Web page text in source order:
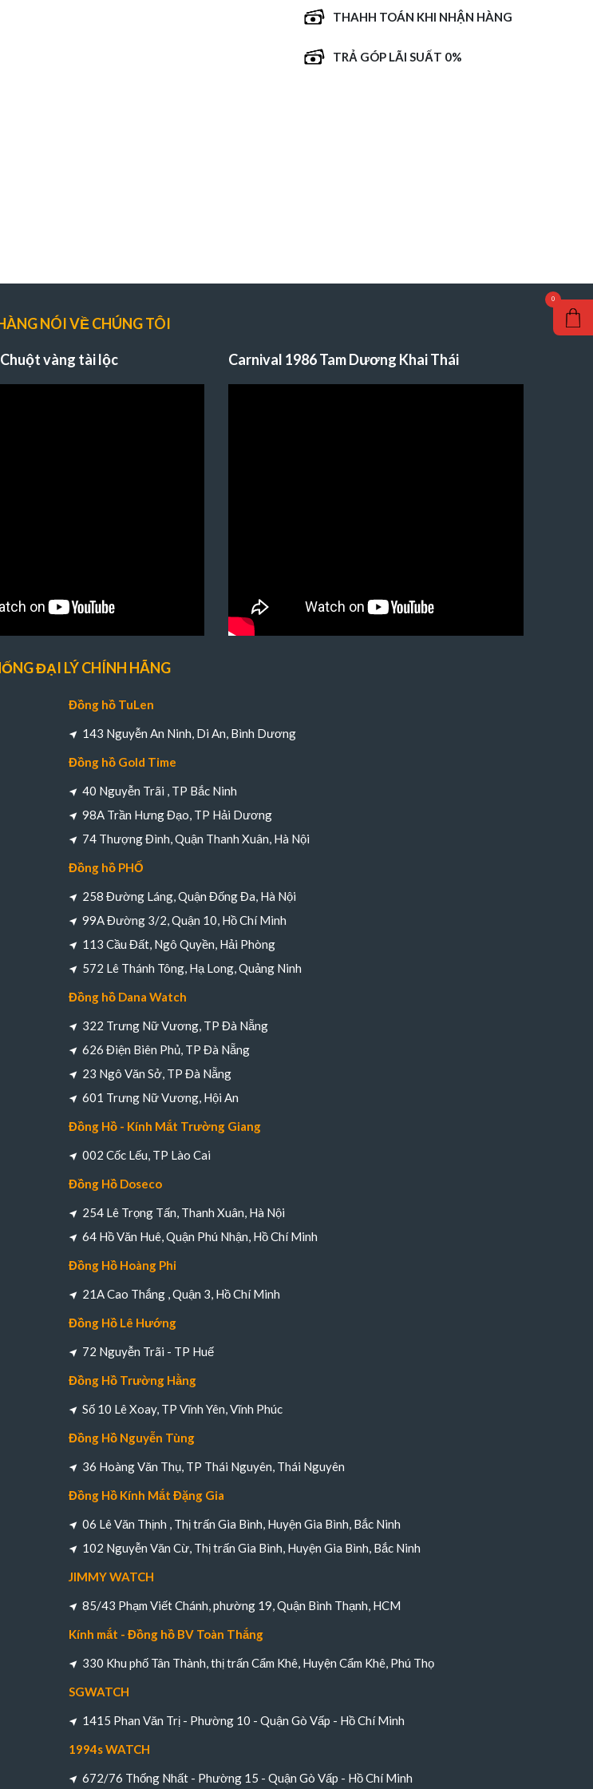
THAHH TOÁN KHI NHẬN HÀNG
TRẢ GÓP LÃI SUẤT 0%
NÓI VỀ CHÚNG TÔI
vàng tài lộc Carnival 1986 Tam Dương Khai Thái
ĐẠI LÝ CHÍNH HÃNG
Đồng hồ TuLen
143 Nguyễn An Ninh, Di An, Bình Dương
Đồng hồ Gold Time
40 Nguyễn Trãi , TP Bắc Ninh
98A Trần Hưng Đạo, TP Hải Dương
74 Thượng Đình, Quận Thanh Xuân, Hà Nội
Đồng hồ PHỐ
258 Đường Láng, Quận Đống Đa, Hà Nội
99A Đường 3/2, Quận 10, Hồ Chí Minh
113 Cầu Đất, Ngô Quyền, Hải Phòng
572 Lê Thánh Tông, Hạ Long, Quảng Ninh
Đồng hồ Dana Watch
322 Trưng Nữ Vương, TP Đà Nẵng
626 Điện Biên Phủ, TP Đà Nẵng
23 Ngô Văn Sở, TP Đà Nẵng
601 Trưng Nữ Vương, Hội An
Đồng Hồ - Kính Mắt Trường Giang
002 Cốc Lếu, TP Lào Cai
Đồng Hồ Doseco
254 Lê Trọng Tấn, Thanh Xuân, Hà Nội
64 Hồ Văn Huê, Quận Phú Nhận, Hồ Chí Minh
Đồng Hồ Hoàng Phi
21A Cao Thắng , Quận 3, Hồ Chí Minh
Đồng Hồ Lê Hướng
72 Nguyễn Trãi - TP Huế
Đồng Hồ Trường Hằng
Số 10 Lê Xoay, TP Vĩnh Yên, Vĩnh Phúc
Đồng Hồ Nguyễn Tùng
36 Hoàng Văn Thụ, TP Thái Nguyên, Thái Nguyên
Đồng Hồ Kính Mắt Đặng Gia
06 Lê Văn Thịnh , Thị trấn Gia Bình, Huyện Gia Bình, Bắc Ninh
102 Nguyễn Văn Cừ, Thị trấn Gia Bình, Huyện Gia Bình, Bắc Ninh
JIMMY WATCH
85/43 Phạm Viết Chánh, phường 19, Quận Bình Thạnh, HCM
Kính mắt - Đồng hồ BV Toàn Thắng
330 Khu phố Tân Thành, thị trấn Cẩm Khê, Huyện Cẩm Khê, Phú Thọ
SGWATCH
1415 Phan Văn Trị - Phường 10 - Quận Gò Vấp - Hồ Chí Minh
1994s WATCH
672/76 Thống Nhất - Phường 15 - Quận Gò Vấp - Hồ Chí Minh